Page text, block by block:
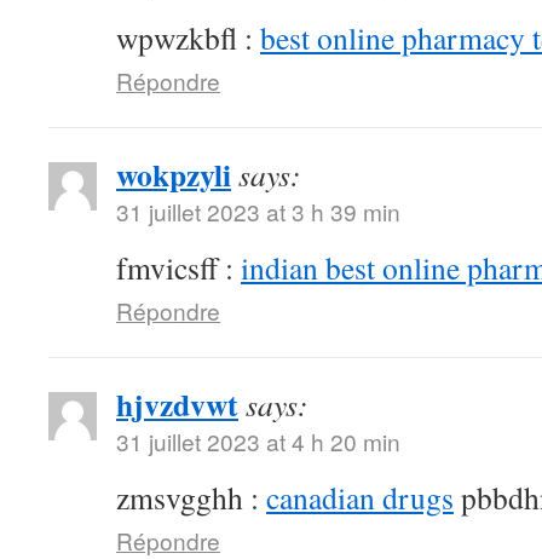
wpwzkbfl : best online pharmacy
Répondre
wokpzylisays:
31 juillet 2023 at 3 h 39 min
fmvicsff : indian best online
Répondre
hjvzdvwtsays:
31 juillet 2023 at 4 h 20 min
zmsvgghh : canadian drugs
Répondre